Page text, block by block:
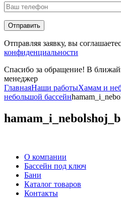
Отправляя заявку, вы
конфиденциальности
Спасибо за обращение! В
менеджер
ГлавнаяНаши работыХамам и
небольшой бассейн
О компании
Бассейн под ключ
Бани
Каталог товаров
Контакты